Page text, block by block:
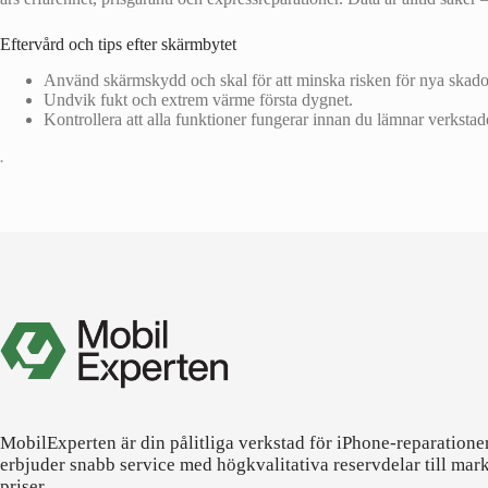
Eftervård och tips efter skärmbytet
Använd skärmskydd och skal för att minska risken för nya
Undvik fukt och extrem värme första dygnet.
Kontrollera att alla funktioner fungerar innan du lämnar
•
MobilExperten är din pålitliga verkstad för iPhone-
erbjuder snabb service med högkvalitativa reservdelar till